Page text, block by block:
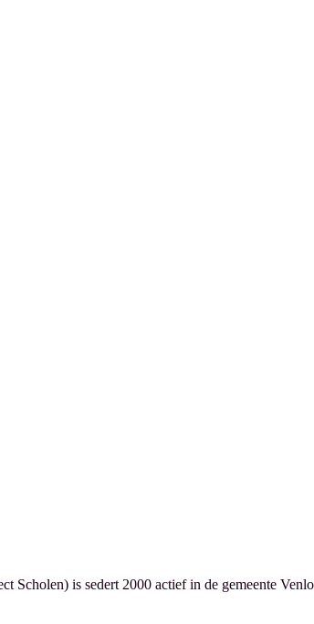
is sedert 2000 actief in de gemeente